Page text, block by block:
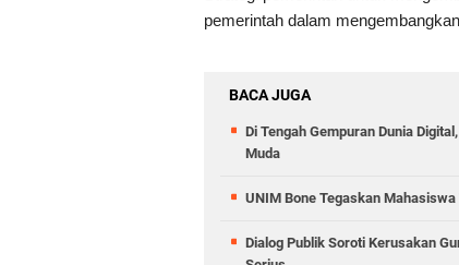
pemerintah dalam
BACA JUGA
Di Tengah Gempuran Dunia
Muda
UNIM Bone Tegaskan
Dialog Publik Soroti Kerusakan